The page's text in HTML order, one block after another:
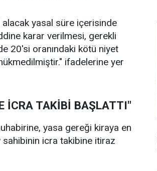
alacak yasal süre içerisinde
karar verilmesi, gerekli
20'si oranındaki kötü niyet
ifadelerine yer
İCRA TAKİBİ BAŞLATTI"
yasa gereği kiraya en
icra takibine itiraz